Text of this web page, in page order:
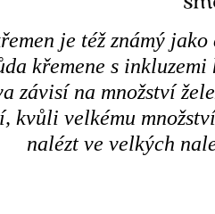
je též známý
křemene s
závisí na množství
kvůli velkému
nalézt ve velkých